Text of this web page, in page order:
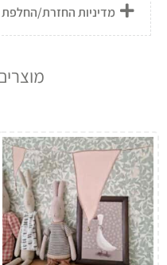
מדיניות החזרת/